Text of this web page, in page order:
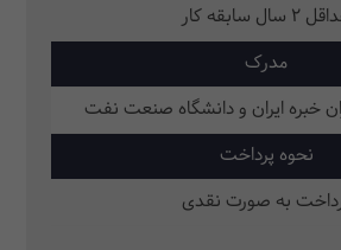
سال سابقه کار
مدرک
خبره ایران و دانشگاه صنعت نفت
نحوه پرداخت
به صورت نقدی